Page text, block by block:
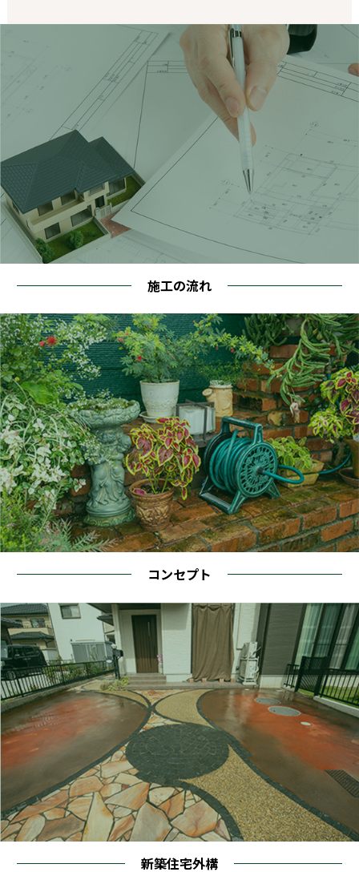
施工の流れ
コンセプト
新築住宅外構